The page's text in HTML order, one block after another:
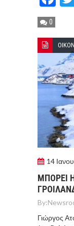
0
14
ΜΠΟΡΕΙ
By:
Γιώργος